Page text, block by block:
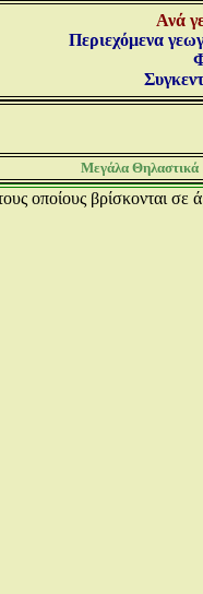
Ανά
Περιεχόμενα
Μεγάλα Θηλαστικά
οποίους βρίσκονται σε